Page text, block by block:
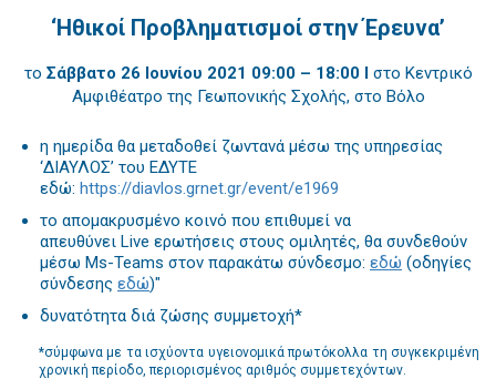
‘Ηθικοί Προβληματισμοί στην Έρευνα’
το Σάββατο 26 Ιουνίου 2021 09:00 – 18:00 I στο Κεντρικό
Αμφιθέατρο της Γεωπονικής Σχολής, στο Βόλο
η ημερίδα θα μεταδοθεί ζωντανά μέσω της υπηρεσίας
‘ΔΙΑΥΛΟΣ’ του ΕΔΥΤΕ
εδώ: https://diavlos.grnet.gr/event/e1969
το απομακρυσμένο κοινό που επιθυμεί να
απευθύνει Live ερωτήσεις στους ομιλητές, θα συνδεθούν
μέσω Ms-Teams στον παρακάτω σύνδεσμο: εδώ (οδηγίες
σύνδεσης εδώ)"
δυνατότητα διά ζώσης συμμετοχή*
*σύμφωνα με τα ισχύοντα υγειονομικά πρωτόκολλα τη συγκεκριμένη
χρονική περίοδο, περιορισμένος αριθμός συμμετεχόντων.